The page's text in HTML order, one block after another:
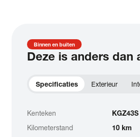
Binnen en buiten
Deze is anders dan
Specificaties Exterieur
Kenteken
KGZ43S
Kilometerstand
10 km